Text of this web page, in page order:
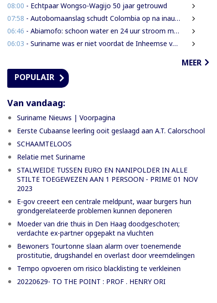
08:00 - Echtpaar Wongso-Wagijo 50 jaar getrouwd
07:58 - Autobomaanslag schudt Colombia op na inauguratie van hardline president
06:46 - Abiamofo: schoon water en 24 uur stroom moeten ook afgelegen dorpen bereiken
06:03 - Suriname was er niet voordat de Inheemse volken er waren
MEER
POPULAIR
Van vandaag:
Suriname Nieuws | Voorpagina
Eerste Cubaanse leerling ooit geslaagd aan A.T. Calorschool
SCHAAMTELOOS
Relatie met Suriname
STALWEIDE TUSSEN EURO EN NANIPOLDER IN ALLE
STILTE TOEGEWEZEN AAN 1 PERSOON - PRIME 01 NOV
2023
E-gov creeert een centrale meldpunt, waar burgers hun
grondgerelateerde problemen kunnen deponeren
Moeder van drie thuis in Den Haag doodgeschoten;
verdachte ex-partner opgepakt na vluchten
Bewoners Tourtonne slaan alarm over toenemende
prostitutie, drugshandel en overlast door vreemdelingen
Tempo opvoeren om risico blacklisting te verkleinen
20220629- TO THE POINT : PROF . HENRY ORI